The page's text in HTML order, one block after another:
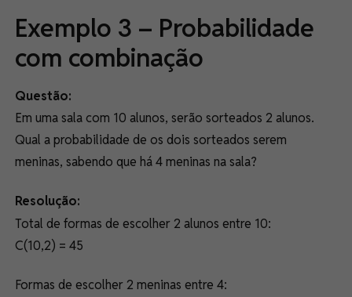
Exemplo 3 – Probabilidade
com combinação
Questão:
Em uma sala com 10 alunos, serão sorteados 2 alunos.
Qual a probabilidade de os dois sorteados serem
meninas, sabendo que há 4 meninas na sala?
Resolução:
Total de formas de escolher 2 alunos entre 10:
C(10,2) = 45
Formas de escolher 2 meninas entre 4: